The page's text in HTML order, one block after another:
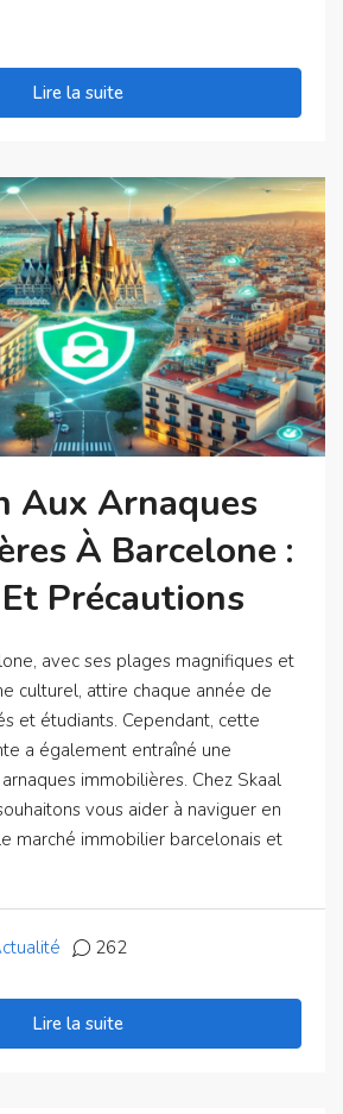
Lire la suite
Aux Arnaques
À Barcelone :
Précautions
avec ses plages magnifiques et
culturel, attire chaque année de
et étudiants. Cependant, cette
a également entraîné une
immobilières. Chez Skaal
vous aider à naviguer en
marché immobilier barcelonais et
262
Lire la suite